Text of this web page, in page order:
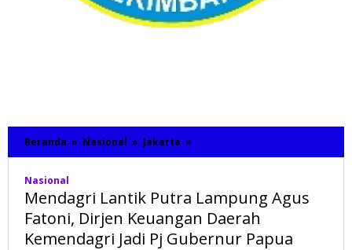
Beranda » Nasional » Jakarta »
Lantik
Agus
Fatoni,
Dirjen
Keuangan
Nasional
Mendagri Lantik Putra Lampung Agus
Fatoni, Dirjen Keuangan Daerah
Kemendagri Jadi Pj Gubernur Papua